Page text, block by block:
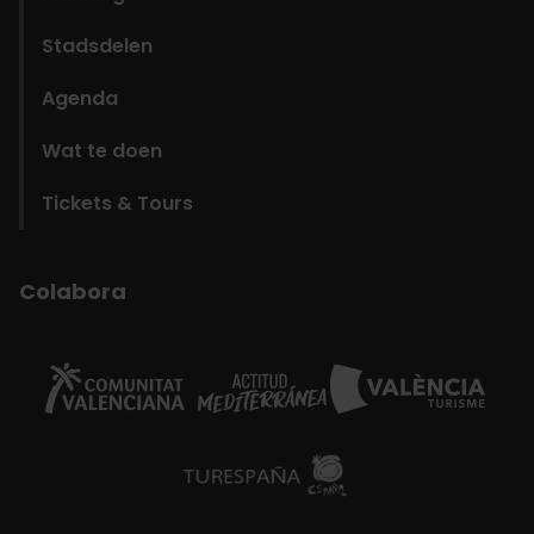
Stadsdelen
Agenda
Wat te doen
Tickets & Tours
Colabora